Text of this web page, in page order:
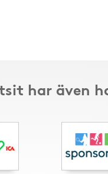
har även